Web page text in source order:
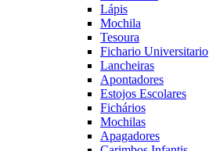
Lápis
Mochila
Tesoura
Fichario Universitario
Lancheiras
Apontadores
Estojos Escolares
Fichários
Mochilas
Apagadores